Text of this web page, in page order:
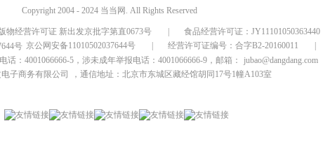
Copyright 2004 - 2024 当当网. All Rights Reserved
物经营许可证 新出发京批字第直0673号
食品经营许可证：JY11101050363440
京公网安备11010502037644号 经营许可证编号：合字B2-20160011
：4001066666-5，涉未成年举报电话：4001066666-9，邮箱：
jubao@dangdang.com
子商务有限公司
，通信地址：北京市东城区藏经馆胡同17号1幢A103室